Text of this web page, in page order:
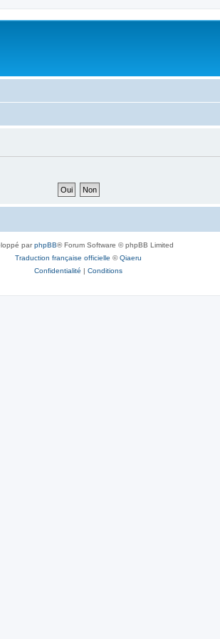
parphpBB® Forum Software © phpBB Limited
Traduction française officielle ©Qiaeru
Confidentialité | Conditions